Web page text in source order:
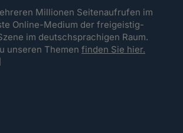
Millionen Seitenaufrufen im
Online-Medium der freigeistig-
im deutschsprachigen Raum.
unseren Themenfinden Sie hier.